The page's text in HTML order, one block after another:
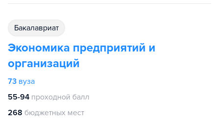
бакалавриат
Экономика предприятий и
организаций
73 вуза
55-94 проходной балл
268 бюджетных мест